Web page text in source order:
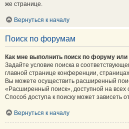
же странице.
Вернуться к началу
Поиск по форумам
Как мне выполнить поиск по форуму
Задайте условие поиска в
главной странице конференции,
Вы можете осуществить расширенный
«Расширенный поиск», доступной на всех
Способ доступа к поиску может зависеть
Вернуться к началу